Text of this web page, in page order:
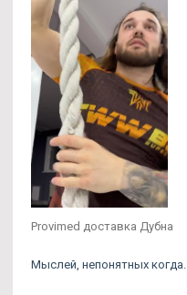
Provimed доставка Дубна
Мыслей, непонятных когда.